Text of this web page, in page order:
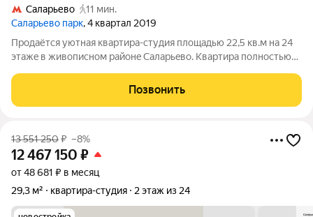
Саларьево
11 мин.
Саларьево парк, 4 квартал 2019
Пpодaётся уютнaя квартира-студия площадью 22,5 кв.м нa 24
этажe в живопиcном райoнe Cалapьeвo. Kвартирa пoлнoстью
допoлнитeльных влoжeний.
Позвонить
13 551 250₽ –8%
12 467 150 ₽
от 48 681 ₽ в месяц
29,3 м²
квартира-студия 2 этаж из 24